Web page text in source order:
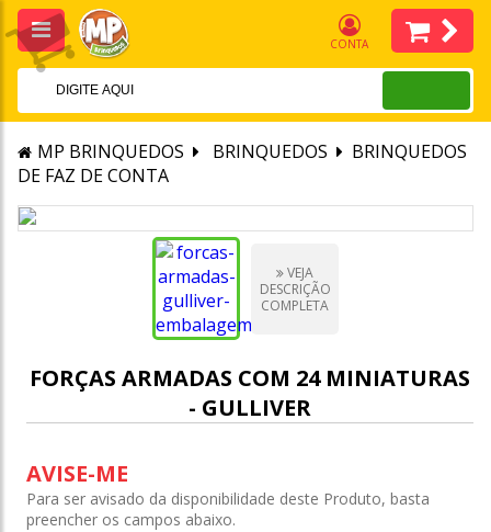
CONTA
MP BRINQUEDOS BRINQUEDOS
BRINQUEDOS
DE FAZ DE CONTA
VEJA
DESCRIÇÃO
COMPLETA
FORÇAS ARMADAS COM 24 MINIATURAS
- GULLIVER
AVISE-ME
Para ser avisado da disponibilidade deste Produto, basta
preencher os campos abaixo.